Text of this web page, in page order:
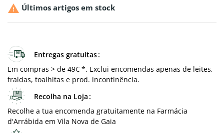
 Últimos artigos em stock
Entregas gratuitas
Em compras > de 49€ *. Exclui encomendas apenas de leites,
fraldas, toalhitas e prod. incontinência.
Recolha na Loja
Recolhe a tua encomenda gratuitamente na Farmácia
d'Arrábida em Vila Nova de Gaia